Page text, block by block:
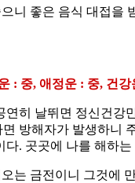
니 좋은 음식 대접을
: 중, 애정운 : 중, 건강
연히 날뛰면 정신건강
방해자가 발생하니
다. 곳곳에 나를 해하
는 금전이니 그것에